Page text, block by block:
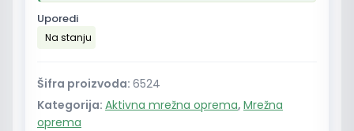
Uporedi
Na stanju
Šifra proizvoda: 6524
Kategorija: Aktivna mrežna oprema, Mrežna
oprema